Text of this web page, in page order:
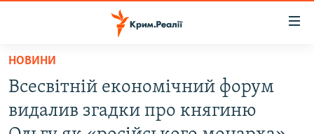
Перейти
основного
матеріалу
Перейти
ВІДЕО ТА ФОТО
НОВИНИ
Всесвітній економічний форум
видалив згадки про княгиню